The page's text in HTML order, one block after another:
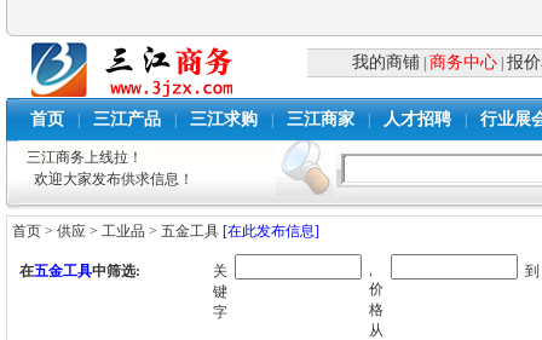
我的商铺 商务中心 |报
首页 三江产品 三江求购 三江商家 人才招聘 行业展
三江商务上线拉！
欢迎大家发布供求信息！
首页 >供应 >工业品>五金工具 [在此发布信息]
在五金工具中筛选:
关
键
字
,
价
格
从
到